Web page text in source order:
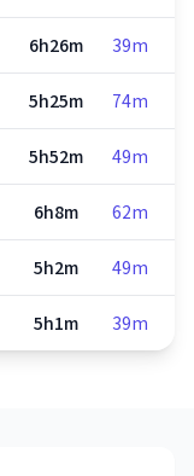
6h26m 39m
5h25m 74m
5h52m 49m
6h8m 62m
5h2m 49m
5h1m 39m